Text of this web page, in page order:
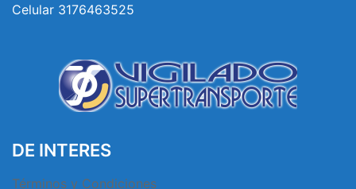
Celular 3176463525
DE INTERES
Términos y Condiciones